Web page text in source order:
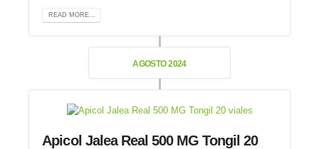
READ MORE...
AGOSTO 2024
Apicol Jalea Real 500 MG Tongil 20